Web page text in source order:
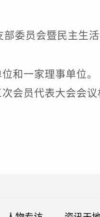
委员会暨民主生活
和一家理事单位。
会员代表大会会议